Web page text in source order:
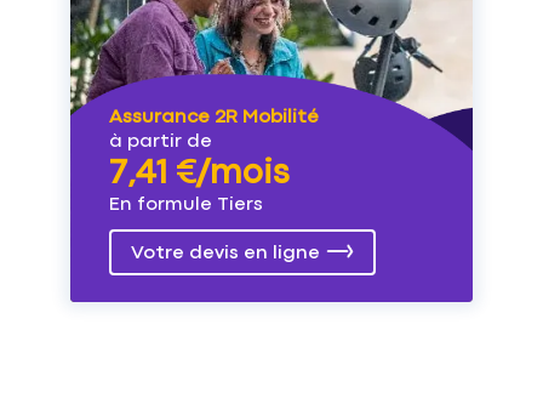
Assurance 2R Mobilité
à partir de
7,41 €/mois
En formule Tiers
Votre devis en ligne